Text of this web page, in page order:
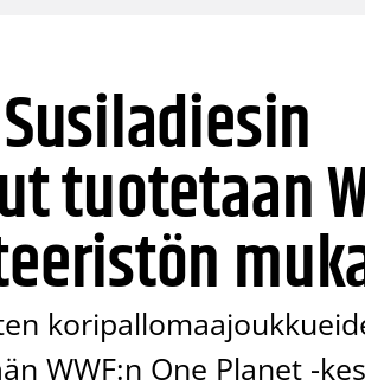
tuotetaan
WWF:n One Planet -